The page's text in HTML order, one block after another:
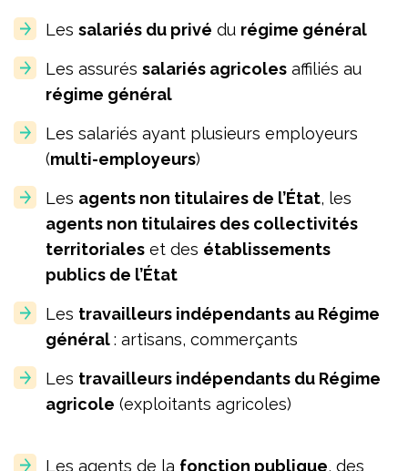
Les salariés du privé du régime général
Les assurés salariés agricoles affiliés au
régime général
Les salariés ayant plusieurs employeurs
(multi-employeurs)
Les agents non titulaires de l’État, les
agents non titulaires des collectivités
territoriales et des établissements
publics de l’État
Les travailleurs indépendants au Régime
général: artisans, commerçants
Les travailleurs indépendants du Régime
agricole (exploitants agricoles)
Les agents de la fonction publique, des